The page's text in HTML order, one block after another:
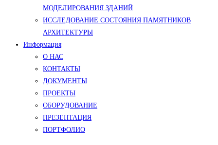
МОДЕЛИРОВАНИЯ ЗДАНИЙ
ИССЛЕДОВАНИЕ СОСТОЯНИЯ ПАМЯТНИКОВ
АРХИТЕКТУРЫ
Информация
О НАС
КОНТАКТЫ
ДОКУМЕНТЫ
ПРОЕКТЫ
ОБОРУДОВАНИЕ
ПРЕЗЕНТАЦИЯ
ПОРТФОЛИО